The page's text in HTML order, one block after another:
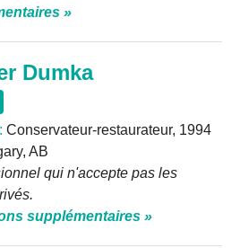
»
Dumka
Conservateur-restaurateur, 1994
AB
qui n'accepte pas les
supplémentaires »